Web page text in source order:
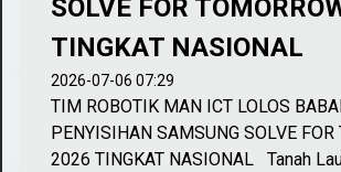
SOLVE FOR
TINGKAT NASIONAL
2026-07-06 07:29
TIM ROBOTIK MAN ICT LOLOS
PENYISIHAN SAMSUNG SOLVE FOR
2026 TINGKAT NASIONAL Tanah